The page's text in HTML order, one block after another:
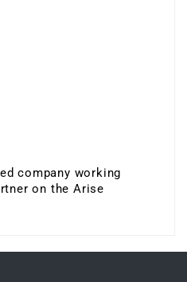
company working
on the Arise